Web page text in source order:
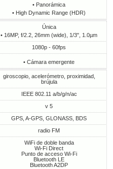
• Panorámica
• High Dynamic Range (HDR)
Única
• 16MP, f/2.2, 26mm (wide), 1/3", 1.0µm
1080p - 60fps
• Cámara emergente
giroscopio, acelerómetro, proximidad,
brújula
IEEE 802.11 a/b/g/n/ac
v 5
GPS, A-GPS, GLONASS, BDS
radio FM
WiFi de doble banda
Wi-Fi Direct
Punto de acceso Wi-Fi
Bluetooth LE
Bluetooth A2DP